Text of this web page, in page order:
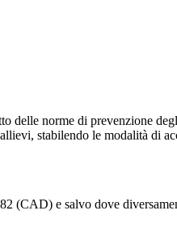
delle norme di prevenzione
stabilendo le modalità di
(CAD) e salvo dove